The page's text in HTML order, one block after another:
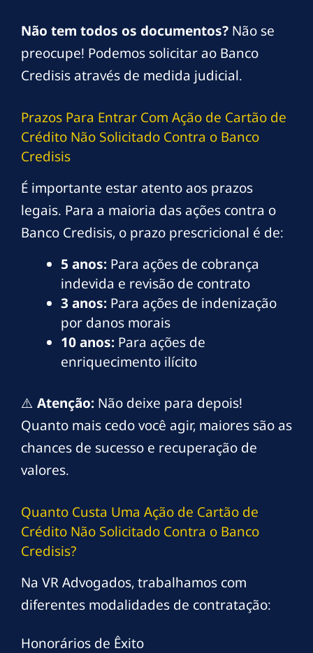
Não tem todos os documentos? Não se
preocupe! Podemos solicitar ao Banco
Credisis através de medida judicial.
Prazos Para Entrar Com Ação de Cartão de
Crédito Não Solicitado Contra o Banco
Credisis
É importante estar atento aos prazos
legais. Para a maioria das ações contra o
Banco Credisis, o prazo prescricional é de:
5 anos: Para ações de cobrança
indevida e revisão de contrato
3 anos: Para ações de indenização
por danos morais
10 anos: Para ações de
enriquecimento ilícito
⚠️ Atenção: Não deixe para depois!
Quanto mais cedo você agir, maiores são as
chances de sucesso e recuperação de
valores.
Quanto Custa Uma Ação de Cartão de
Crédito Não Solicitado Contra o Banco
Credisis?
Na VR Advogados, trabalhamos com
diferentes modalidades de contratação:
Honorários de Êxito